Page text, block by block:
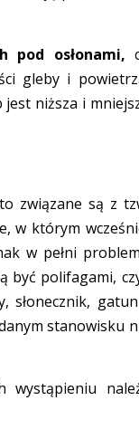
pod osłonami,
gleby i
niższa i
związane są z
w którym
w pełni
być polifagami,
słonecznik,
stanowisku
wystąpieniu